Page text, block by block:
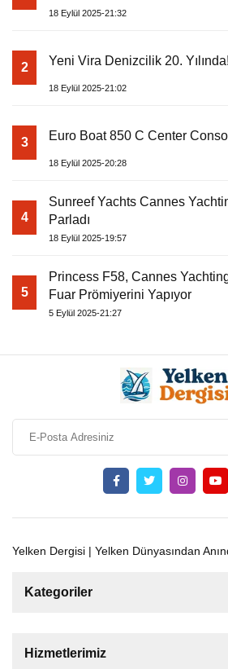
18 Eylül 2025-21:32
2 Yeni Vira Denizcilik 20. Yılında!
18 Eylül 2025-21:02
3 Euro Boat 850 C Center
18 Eylül 2025-20:28
4
Sunreef Yachts Cannes
Parladı
18 Eylül 2025-19:57
5
Princess F58, Cannes
Fuar Prömiyerini Yapıyor
5 Eylül 2025-21:27
Yelken Dergisi | Yelken Dünyasından
Kategoriler
Tekne
Hizmetlerimiz